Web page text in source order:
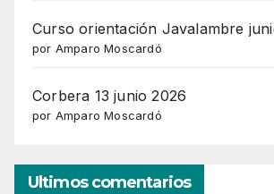
Curso orientación Javalambre
por Amparo Moscardó
Corbera 13 junio 2026
por Amparo Moscardó
Ultimos comentarios